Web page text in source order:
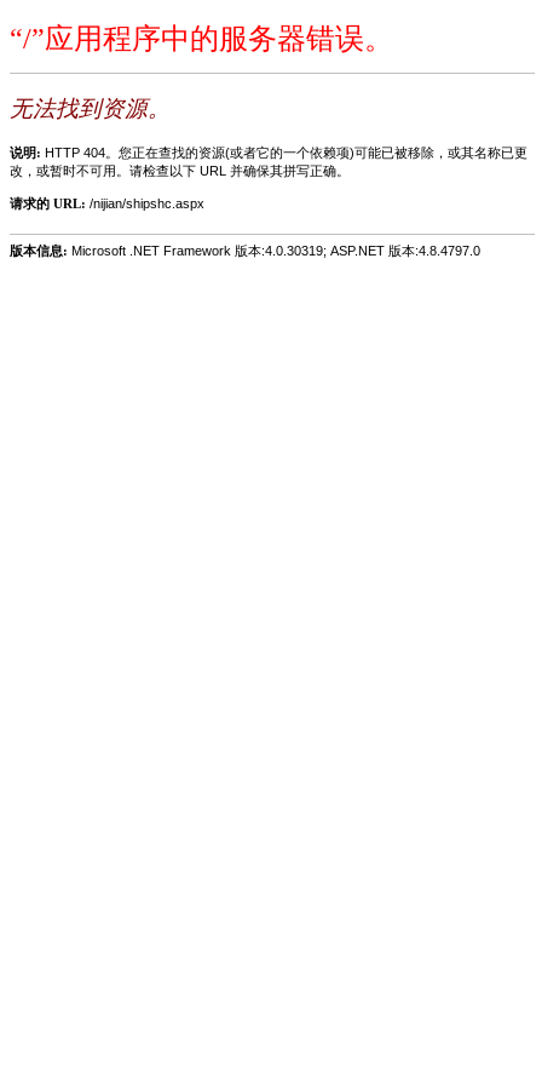
“/”应用程序中的服务器错误。
无法找到资源。
说明: HTTP 404。您正在查找的资源(或者它的一个依赖项)可能已被移除，或其名称已更
改，或暂时不可用。请检查以下 URL 并确保其拼写正确。
请求的 URL: /nijian/shipshc.aspx
版本信息: Microsoft .NET Framework 版本:4.0.30319; ASP.NET 版本:4.8.4797.0